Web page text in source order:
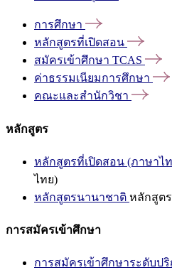
การศึกษา
หลักสูตรที่เปิดสอน
สมัครเข้าศึกษา TCAS
ค่าธรรมเนียมการศึกษา
คณะและสำนักวิชา
หลักสูตร
หลักสูตรที่เปิดสอน (ภาษาไ
ไทย)
หลักสูตรนานาชาติ หลักสูต
การสมัครเข้าศึกษา
การสมัครเข้าศึกษาระดับ